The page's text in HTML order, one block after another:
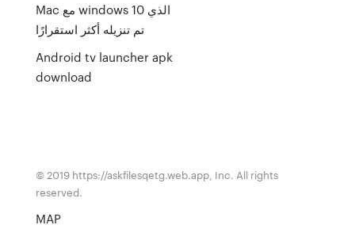
Mac مع windows 10 الذي
تم تنزيله أكثر استقرارًا
Android tv launcher apk
download
© 2019 https://askfilesqetg.web.app, Inc. All rights
reserved.
MAP